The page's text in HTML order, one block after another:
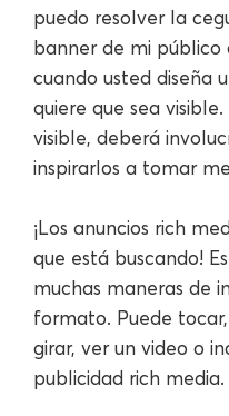
puedo resolver la
banner de mi público
cuando usted diseña
quiere que sea
visible, deberá
inspirarlos a tomar
¡Los anuncios rich
que está buscando!
muchas maneras de
formato. Puede
girar, ver un video o
publicidad rich media.